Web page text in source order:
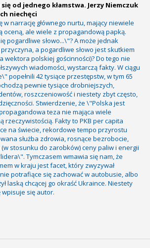
od jednego kłamstwa. Jerzy Niemczuk
niechęci
w narrację głównego nurtu, mający niewiele
oceną, ale wiele z propagandową papką.
pogardliwe słowo...\"? A może jednak
a pogardliwe słowo jest skutkiem
wektora polskiej gościnności)? Do tego nie
wiadomości, wystarczą fakty. W ciągu
popełnili 42 tysiące przestępstw, w tym 65
pewnie tysiące drobniejszych,
roszczeniowość i niestety zbyt często,
Stwierdzenie, że \"Polska jest
teza nie mająca wiele
rzeczywistością. Fakty to PKB per capita
na świecie, rekordowe tempo przyrostu
służba zdrowia, rosnące bezrobocie,
stosunku do zarobków) ceny paliw i energii
Tymczasem wmawia się nam, że
w kraju jest facet, który zwyzywał
potrafiące się zachować w autobusie, albo
laską chcącej go okraść Ukraince. Niestety
wpisuje się autor.